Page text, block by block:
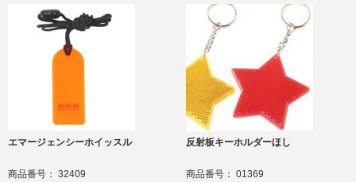
エマージェンシーホイッスル
商品番号： 32409
反射板キーホルダーほし
商品番号： 01369